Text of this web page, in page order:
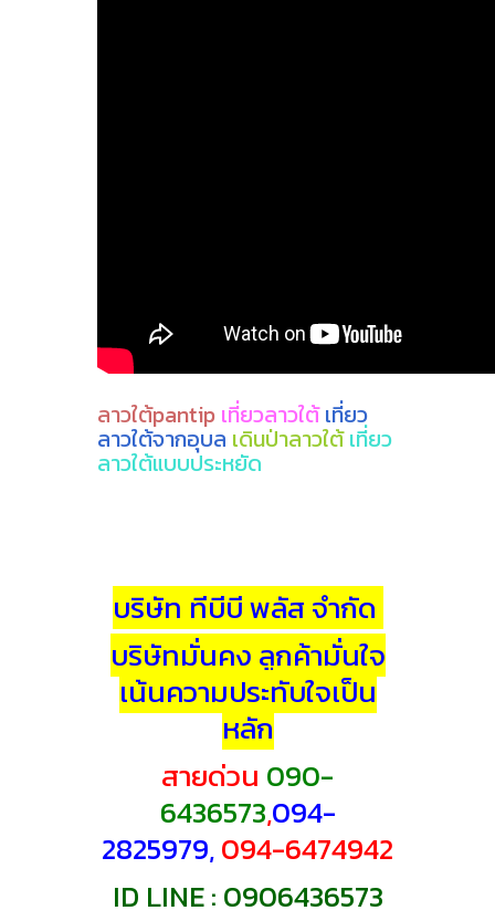
ลาวใต้pantip เที่ยวลาวใต้ เที่ยว
ลาวใต้จากอุบล เดินป่าลาวใต้ เที่ยว
ลาวใต้แบบประหยัด
บริษัท ทีบีบี พลัส จำกัด
บริษัทมั่นคง ลูกค้ามั่นใจ
เน้นความประทับใจเป็น
หลัก
สายด่วน 090-
6436573,094-
2825979,094-6474942
ID LINE : 0906436573